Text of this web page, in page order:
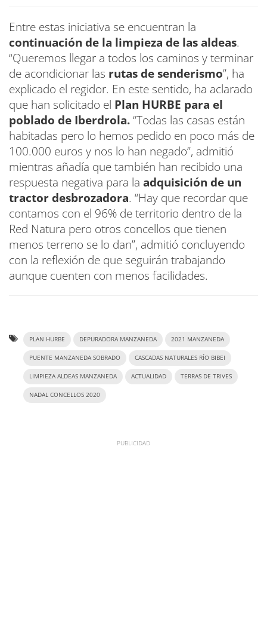
Entre estas iniciativa se encuentran la
continuación de la limpieza de las aldeas.
“Queremos llegar a todos los caminos y terminar
de acondicionar las rutas de senderismo”, ha
explicado el regidor. En este sentido, ha aclarado
que han solicitado el Plan HURBE para el
poblado de Iberdrola.“Todas las casas están
habitadas pero lo hemos pedido en poco más de
100.000 euros y nos lo han negado”, admitió
mientras añadía que también han recibido una
respuesta negativa para la adquisición de un
tractor desbrozadora. “Hay que recordar que
contamos con el 96% de territorio dentro de la
Red Natura pero otros concellos que tienen
menos terreno se lo dan”, admitió concluyendo
con la reflexión de que seguirán trabajando
aunque cuenten con menos facilidades.
PLAN HURBE DEPURADORA MANZANEDA 2021 MANZANEDA
PUENTE MANZANEDA SOBRADO CASCADAS NATURALES RÍO BIBEI
LIMPIEZA ALDEAS MANZANEDA ACTUALIDAD TERRAS DE TRIVES
NADAL CONCELLOS 2020